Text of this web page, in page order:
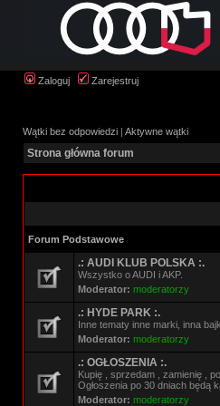
Zaloguj Zarejestruj
Wątki bez odpowiedzi | Aktywne wątki
Strona główna forum
Forum Podstawowe
.: AUDI KLUB POLSKA :.
Wszystko o AUDI i AKP.
Moderator: moderatorzy
.: HYDE PARK :.
Inne tematy inne marki, inna
Moderator: moderatorzy
.: OGŁOSZENIA :.
Kupię , sprzedam , zamienię ,
Ogłoszenia po 30 dniach będą
Moderator: moderatorzy